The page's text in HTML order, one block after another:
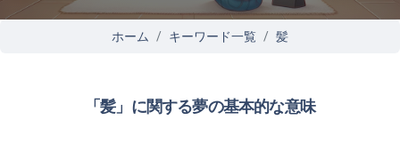
ホーム キーワード一覧 髪
「髪」に関する夢の基本的な意味